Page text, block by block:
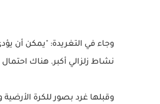
وجاء في التغريدة: "يمكن أن
نشاط زلزالي أكبر. هناك احتمال بنسبة 50-60% لحدوث زلزال بقوة 7 إلى 8 درجات في
وقبلها غرد بصور للكرة